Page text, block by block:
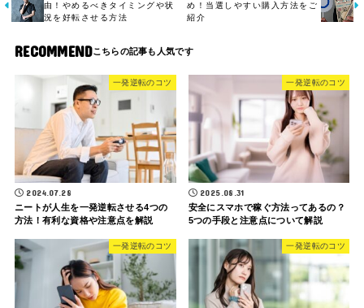
由！やめるべきタイミングや状
況を好転させる方法
め！当選しやすい購入方法をご
紹介
RECOMMEND
一発逆転のコツ
2024.07.28
ニートが人生を一発逆転させる4つの
方法！有利な資格や注意点を解説
一発逆転のコツ
2025.08.31
安全にスマホで稼ぐ方法ってあるの？
5つの手段と注意点について解説
一発逆転のコツ 一発逆転のコツ